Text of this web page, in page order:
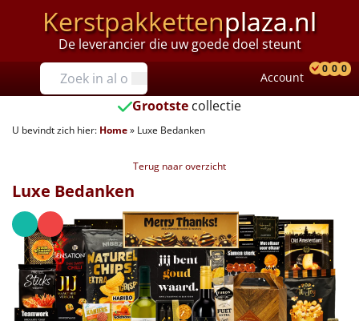
Kerstpakkettenplaza.nl
De leverancier die uw goede doel steunt
Prijzen
Tot €25
€25 tot €35
€40 tot €45
€45 tot €50
€50 tot €55
Account
0 0 0
Grootste collectie
U bevindt zich hier: Home» Luxe Bedanken
Terug naar overzicht
Luxe Bedanken